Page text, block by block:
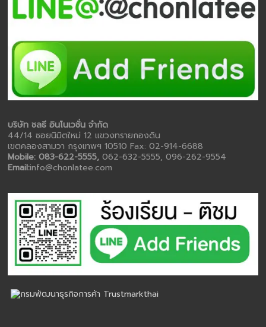
บริษัท ชลธี อินโนเวชั่น จำกัด
44/14 ซอยนิมิตใหม่ 12 แขวงทรายกองดิน
เขตคลองสามวา กรุงเทพฯ 10510 Fax: 02-914-6688
Mobile: 083-622-5555,062-632-5555, 096-262-9554
Email:info@chonlatee.com